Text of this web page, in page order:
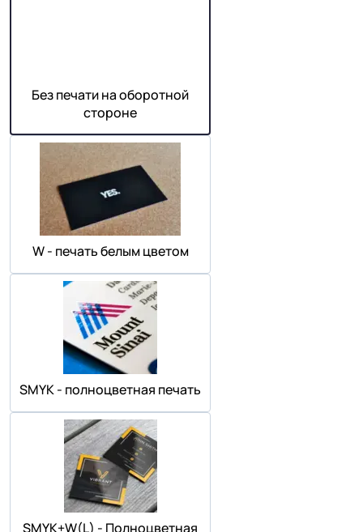
Без печати на оборотной
стороне
W - печать белым цветом
SMYK - полноцветная печать
SMYK+W(L) - Полноцветная